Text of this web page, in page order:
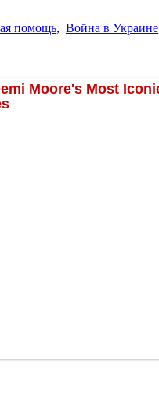
помощь, Война в Украине